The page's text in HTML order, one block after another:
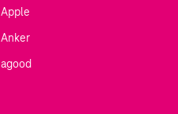
Apple
Anker
agood